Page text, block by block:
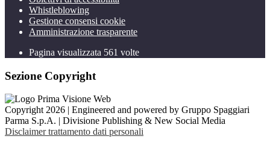
Whistleblowing
Gestione consensi cookie
Amministrazione trasparente
Pagina visualizzata 561 volte
Sezione Copyright
Copyright 2026 | Engineered and powered by Gruppo Spaggiari
Parma S.p.A. | Divisione Publishing & New Social Media
Disclaimer trattamento dati personali